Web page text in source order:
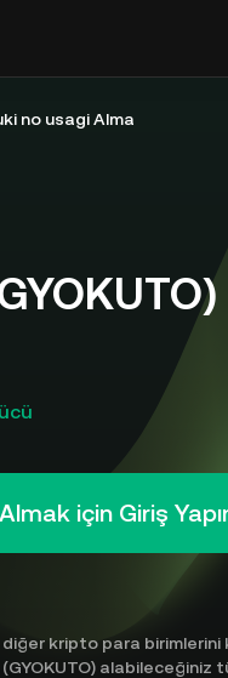
no usagi Alma
için Giriş
diğer kripto para
alabileceğiniz